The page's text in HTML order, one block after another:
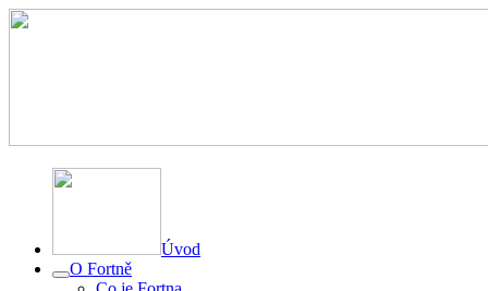
Úvod
O Fortně